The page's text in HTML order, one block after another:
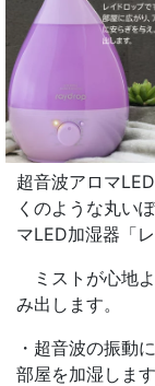
超音波アロマ
くのような丸い
マLED加湿器「
ミストが心地
み出します。
・超音波の振動
部屋を加湿します